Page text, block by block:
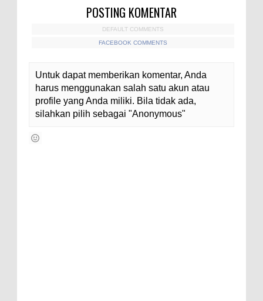
POSTING KOMENTAR
DEFAULT COMMENTS
FACEBOOK COMMENTS
Untuk dapat memberikan komentar, Anda
harus menggunakan salah satu akun atau
profile yang Anda miliki. Bila tidak ada,
silahkan pilih sebagai "Anonymous"